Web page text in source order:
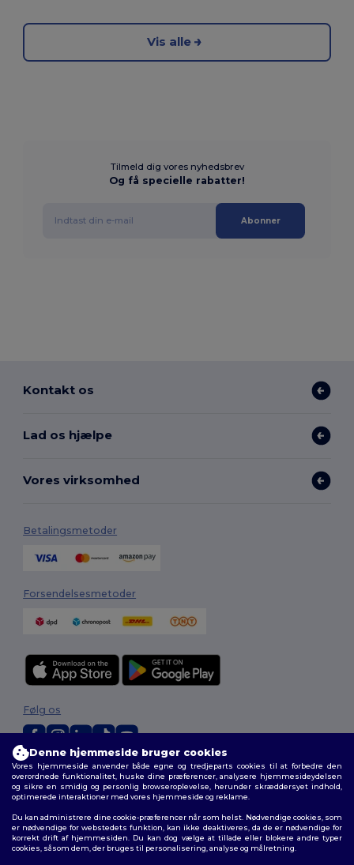
Vis alle
Tilmeld dig vores nyhedsbrev
Og få specielle rabatter!
Abonner
Kontakt os
Lad os hjælpe
Vores virksomhed
Betalingsmetoder
Forsendelsesmetoder
2026. Alle rettigheder forbeholdes
Vilkår og Betingelser|Tilpasset politik|Fortrolighedspolitik|Politik for
cookies|Sitemap
Følg os
Denne hjemmeside bruger cookies
Vores hjemmeside anvender både egne og tredjeparts cookies til at forbedre den
overordnede funktionalitet, huske dine præferencer, analysere hjemmesideydelsen
og sikre en smidig og personlig browseroplevelse, herunder skræddersyet indhold,
optimerede interaktioner med vores hjemmeside og reklame.
Du kan administrere dine cookie-præferencer når som helst. Nødvendige cookies, som
er nødvendige for webstedets funktion, kan ikke deaktiveres, da de er nødvendige for
korrekt drift af hjemmesiden. Du kan dog vælge at tillade eller blokere andre typer
cookies, såsom dem, der bruges til personalisering, analyse og målretning.